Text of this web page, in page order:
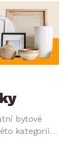
bytové
kategorii